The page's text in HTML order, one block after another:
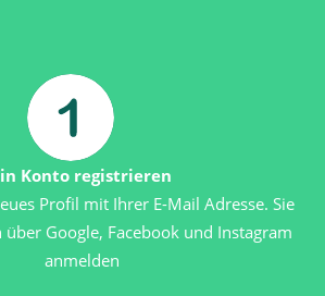
Konto registrieren
Profil mit Ihrer E-Mail Adresse. Sie
über Google, Facebook und Instagram
anmelden